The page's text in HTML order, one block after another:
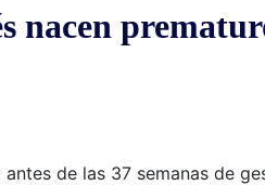
nacen
de las 37 semanas de